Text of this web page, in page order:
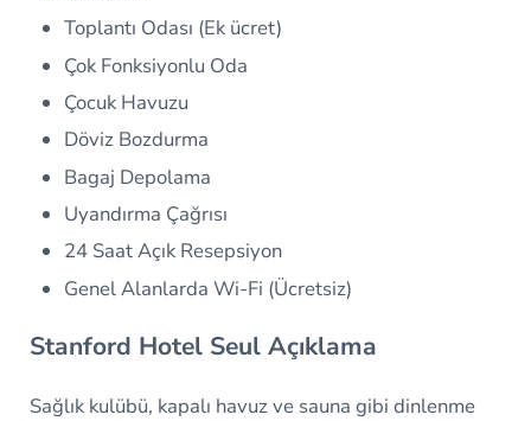
Toplantı Odası (Ek ücret)
Çok Fonksiyonlu Oda
Çocuk Havuzu
Döviz Bozdurma
Bagaj Depolama
Uyandırma Çağrısı
24 Saat Açık Resepsiyon
Genel Alanlarda Wi-Fi (Ücretsiz)
Stanford Hotel Seul Açıklama
Sağlık kulübü, kapalı havuz ve sauna gibi dinlenme